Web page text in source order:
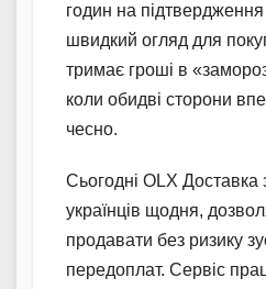
годин на
швидкий огляд для
тримає гроші в
коли обидві сторони
чесно.
Сьогодні OLX Доставка
українців щодня,
продавати без ризику
передоплат. Сервіс